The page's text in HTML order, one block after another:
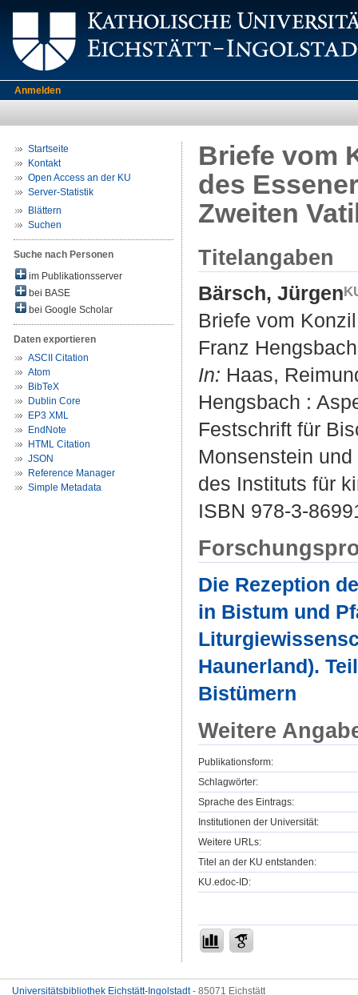
Anmelden
Startseite
Kontakt
Open Access an der KU
Server-Statistik
Blättern
Suchen
Suche nach Personen
im Publikationsserver
bei BASE
bei Google Scholar
Daten exportieren
ASCII Citation
Atom
BibTeX
Dublin Core
EP3 XML
EndNote
HTML Citation
JSON
Reference Manager
Simple Metadata
Briefe vom
des
Zweiten
Titelangaben
Bärsch, Jürgen
Briefe vom
Franz
In: Haas,
Hengsbach :
Festschrift für
Monsenstein
des Instituts für
ISBN 978-3-
Die Rezeption
in Bistum und
Haunerland).
Bistümern
Weitere
Publikationsform:
Schlagwörter:
Sprache des Eintrags:
Institutionen der Universität:
Weitere URLs:
Titel an der KU entstanden:
KU.edoc-ID:
Universitätsbibliothek Eichstätt-Ingolstadt- 85071 Eichstätt